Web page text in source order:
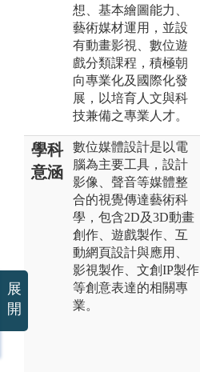
想、基本繪圖能力、
藝術媒材運用，並設
有動畫影視、數位遊
戲分類課程，積極朝
向專業化及國際化發
展，以培育人文與科
技兼備之專業人才。
學科
意涵
數位媒體設計是以電
腦為主要工具，設計
影像、聲音等媒體整
合的視覺傳達藝術科
學，包含2D及3D動畫
創作、遊戲製作、互
動網頁設計與應用、
影視製作、文創IP製作
等創意表達的相關專
業。
展
開